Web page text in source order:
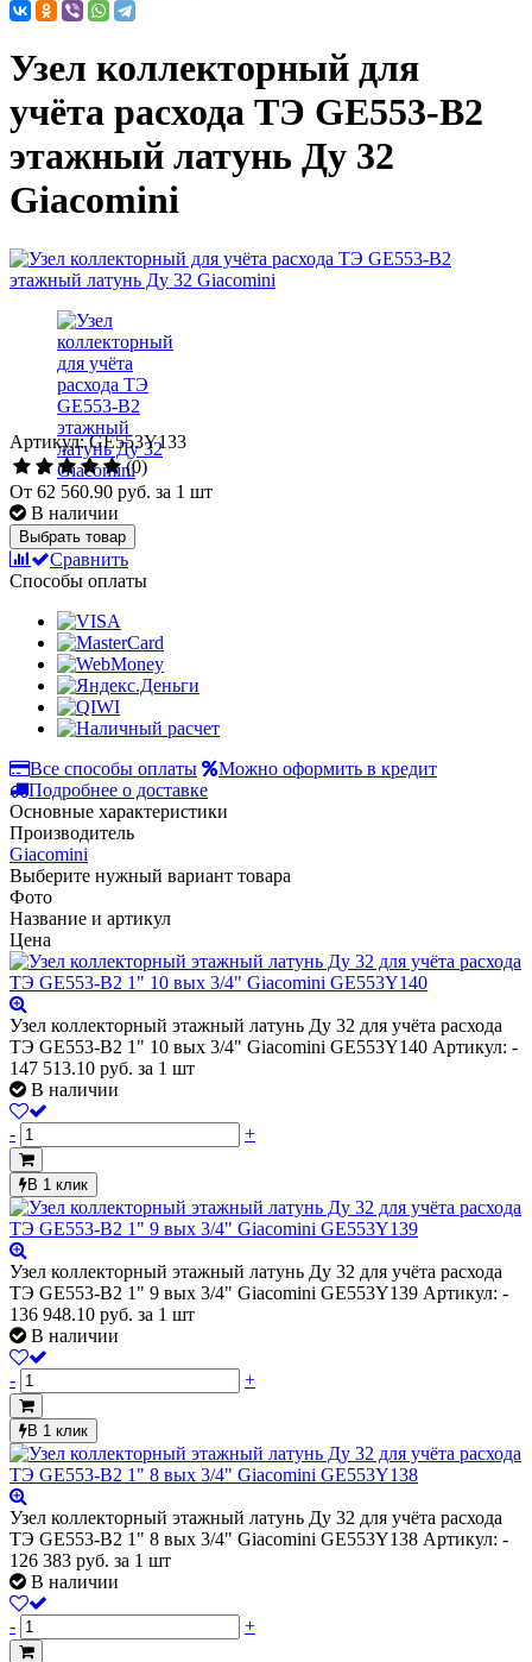
Узел коллекторный для
учёта расхода ТЭ GE553-B2
этажный латунь Ду 32
Giacomini
Артикул: GE553Y133
(0)
От 62 560.90 руб. за 1 шт
В наличии
Выбрать товар
Сравнить
Способы оплаты
Все способы оплаты
Можно оформить в кредит
Подробнее о доставке
Основные характеристики
Производитель
Giacomini
Выберите нужный вариант товара
Фото
Название и артикул
Цена
Узел коллекторный этажный латунь Ду 32 для учёта расхода
ТЭ GE553-B2 1" 10 вых 3/4" Giacomini GE553Y140 Артикул: -
147 513.10 руб. за 1 шт
В наличии
- +
В 1 клик
Узел коллекторный этажный латунь Ду 32 для учёта расхода
ТЭ GE553-B2 1" 9 вых 3/4" Giacomini GE553Y139 Артикул: -
136 948.10 руб. за 1 шт
В наличии
- +
В 1 клик
Узел коллекторный этажный латунь Ду 32 для учёта расхода
ТЭ GE553-B2 1" 8 вых 3/4" Giacomini GE553Y138 Артикул: -
126 383 руб. за 1 шт
В наличии
- +